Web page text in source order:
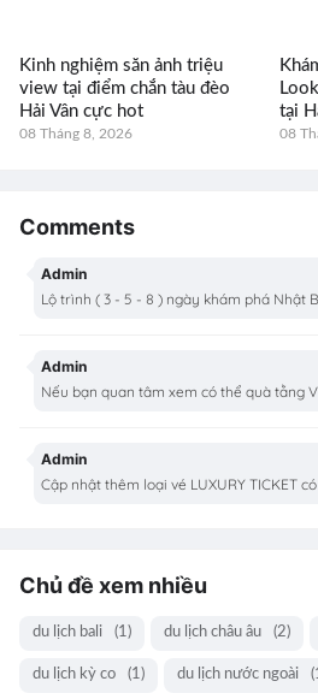
Kinh nghiệm săn ảnh triệu
view tại điểm chắn tàu đèo
Hải Vân cực hot
08 Tháng 8, 2026
tại
08
Comments
Admin
Lộ trình ( 3 - 5 - 8 ) ngày khám phá Nhật
Admin
Nếu bạn quan tâm xem có thể quà tằng
Admin
Cập nhật thêm loại vé LUXURY TICKET
Chủ đề xem nhiều
du lịch bali (1) du lịch châu âu (2)
du lịch kỳ co (1) du lịch nước ngoài